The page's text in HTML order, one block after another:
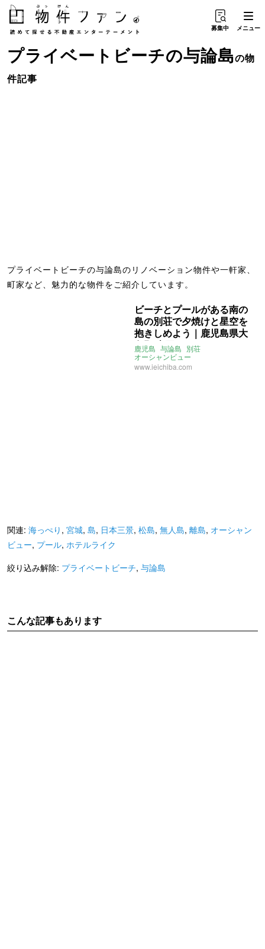
募集中 メニュー
プライベートビーチの与論島の物
件記事
プライベートビーチの与論島のリノベーション物件や一軒家、
町家など、魅力的な物件をご紹介しています。
ビーチとプールがある南の
島の別荘で夕焼けと星空を
抱きしめよう｜鹿児島県大
島郡 売買 124㎡
鹿児島 与論島 別荘
オーシャンビュー
プライベートビーチ
海っぺり ホテルライク
www.ieichiba.com
関連: 海っぺり , 宮城, 島, 日本三景, 松島, 無人島, 離島, オーシャン
ビュー, プール, ホテルライク
絞り込み解除: プライベートビーチ, 与論島
こんな記事もあります